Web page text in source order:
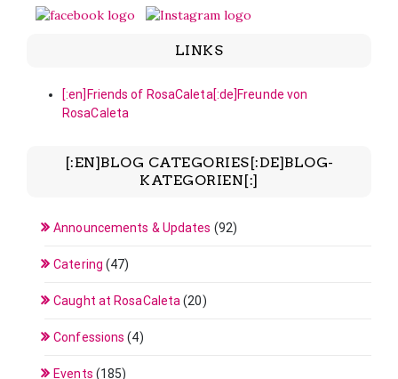
LINKS
[:en]Friends of RosaCaleta[:de]Freunde von
RosaCaleta
[:EN]BLOG CATEGORIES[:DE]BLOG-
KATEGORIEN[:]
Announcements & Updates (92)
Catering (47)
Caught at RosaCaleta (20)
Confessions (4)
Events (185)